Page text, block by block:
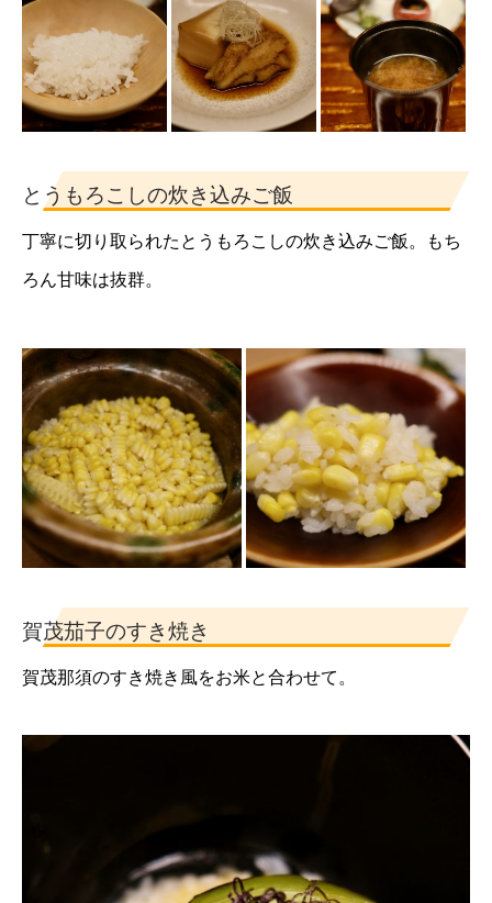
とうもろこしの炊き込みご飯
丁寧に切り取られたとうもろこしの炊き込みご飯。もち
ろん甘味は抜群。
賀茂茄子のすき焼き
賀茂那須のすき焼き風をお米と合わせて。